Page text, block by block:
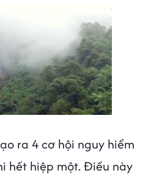
ra 4 cơ hội nguy hiểm
hết hiệp một. Điều này